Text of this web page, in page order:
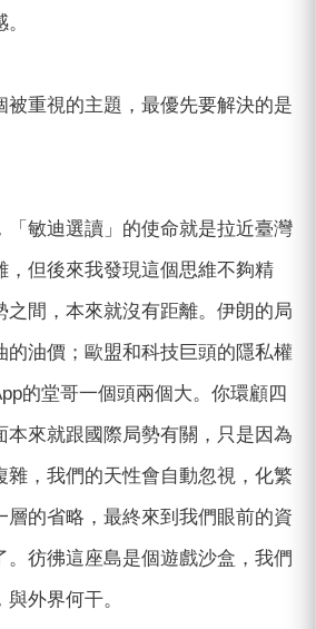
被重視的主題，最優先要解決的是
「敏迪選讀」的使命就是拉近臺灣
，但後來我發現這個思維不夠精
之間，本來就沒有距離。伊朗的局
的油價；歐盟和科技巨頭的隱私權
的堂哥一個頭兩個大。你環顧四
本來就跟國際局勢有關，只是因為
雜，我們的天性會自動忽視，化繁
層的省略，最終來到我們眼前的資
。彷彿這座島是個遊戲沙盒，我們
外界何干。